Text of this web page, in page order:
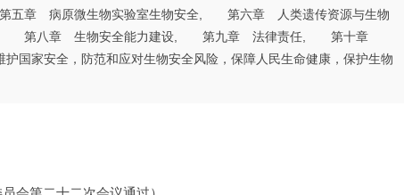
章 病原微生物实验室生物安全, 第六章 人类遗传资源与生物
, 第八章 生物安全能力建设, 第九章 法律责任, 第十章
，防范和应对生物安全风险，保障人民生命健康，保护生物